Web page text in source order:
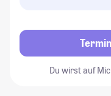
Du wirst auf